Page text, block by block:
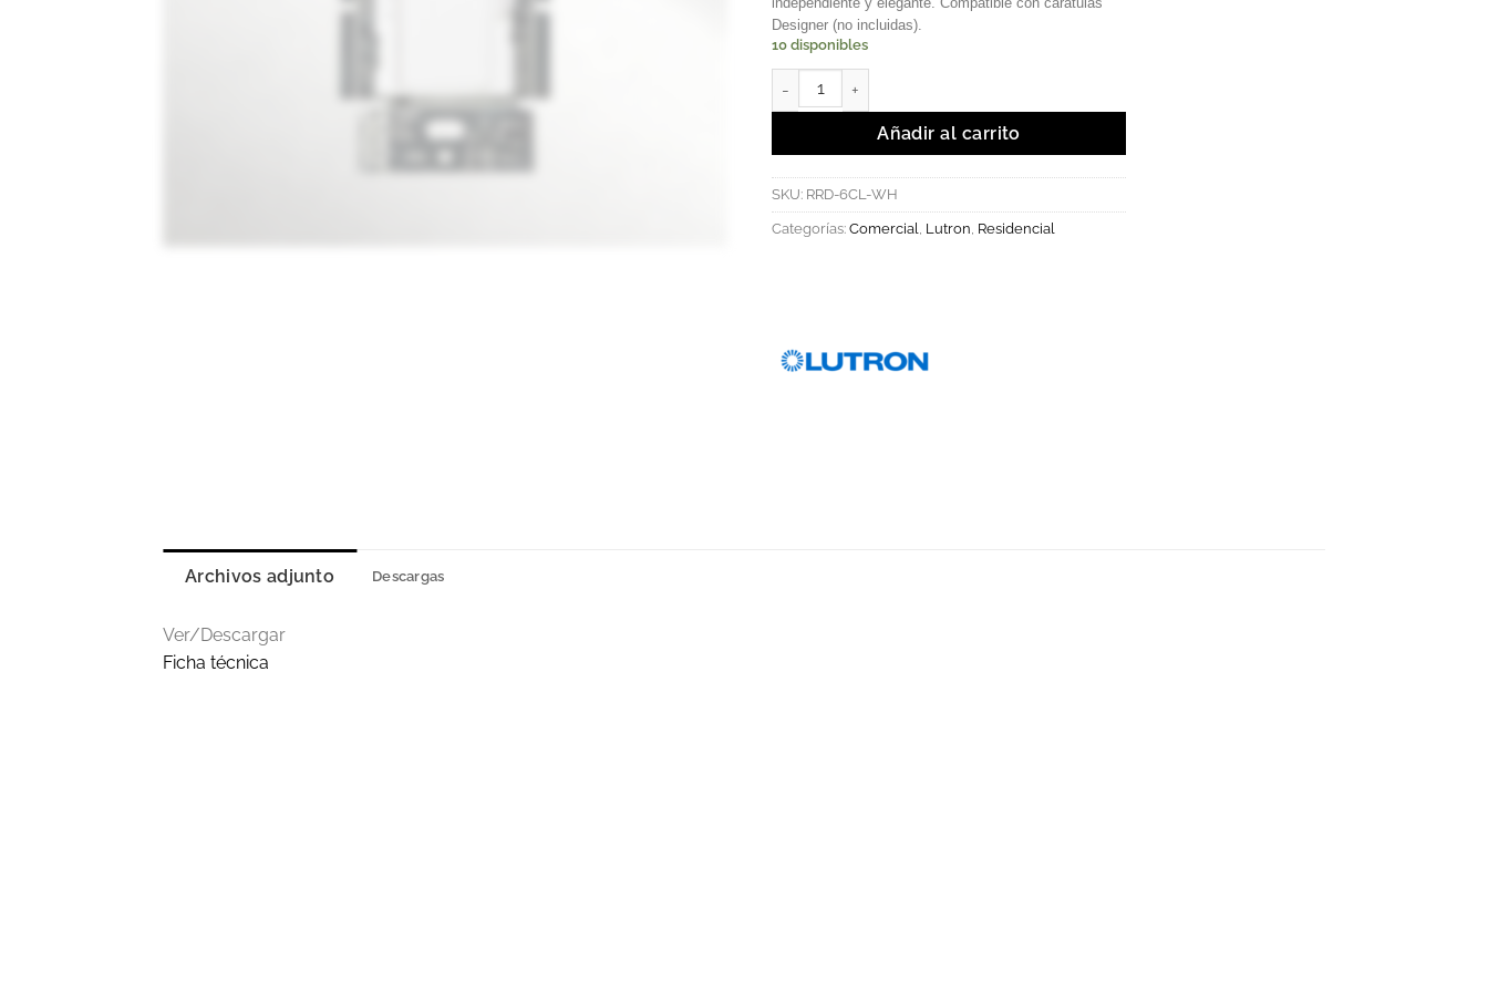
Designer (no incluidas).
10 disponibles
Atenuador Maestro RadioRA 2. cantidad
Añadir al carrito
SKU: RRD-6CL-WH
Categorías: Comercial, Lutron, Residencial
Archivos adjunto Descargas
Ver/Descargar
Ficha técnica